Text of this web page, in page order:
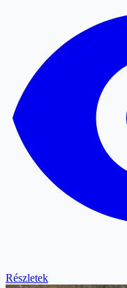
Részletek